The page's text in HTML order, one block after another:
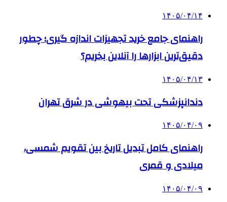
۱۴۰۵/۰۴/۱۴
راهنمای جامع خرید تجهیزات اندازه گیری؛ چطور
دقیق‌ترین ابزارها را آنلاین بخریم؟
۱۴۰۵/۰۴/۱۳
دندانپزشکی تحت بیهوشی در شرق تهران
۱۴۰۵/۰۴/۰۹
راهنمای کامل تبدیل تاریخ بین تقویم شمسی،
میلادی و قمری
۱۴۰۵/۰۴/۰۹